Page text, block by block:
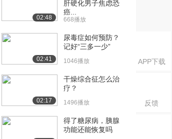
APP下载
反馈
心律失常2
心律失常3
[20] 循环系统疾病：第1节
心律失常4
02:48
肝硬化男子焦虑恐
癌...
668播放
02:41
尿毒症如何预防？
记好“三多一少”
1046播放
02:17
干燥综合征怎么治
疗？
1496播放
得了糖尿病，胰腺
功能还能恢复吗